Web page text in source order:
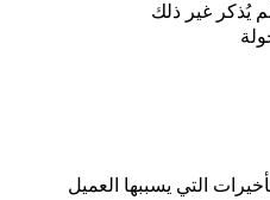
يُذكر غير ذلك
التي يسببها العميل